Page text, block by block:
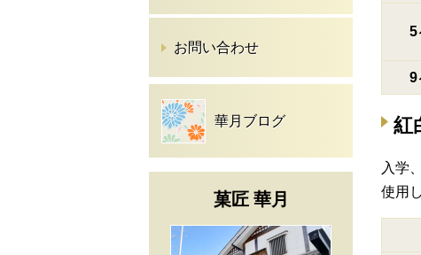
5
9
紅
入学
使用
お問い合わせ
華月ブログ
菓匠 華月